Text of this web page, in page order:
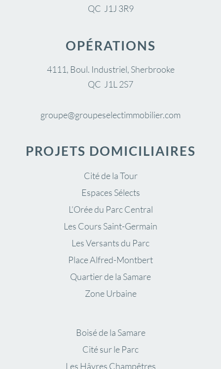
QC J1J 3R9
OPÉRATIONS
4111, Boul. Industriel, Sherbrooke
QC J1L 2S7
groupe@groupeselectimmobilier.com
PROJETS DOMICILIAIRES
Cité de la Tour
Espaces Sélects
L’Orée du Parc Central
Les Cours Saint-Germain
Les Versants du Parc
Place Alfred-Montbert
Quartier de la Samare
Zone Urbaine
Boisé de la Samare
Cité sur le Parc
Les Hâvres Champêtres